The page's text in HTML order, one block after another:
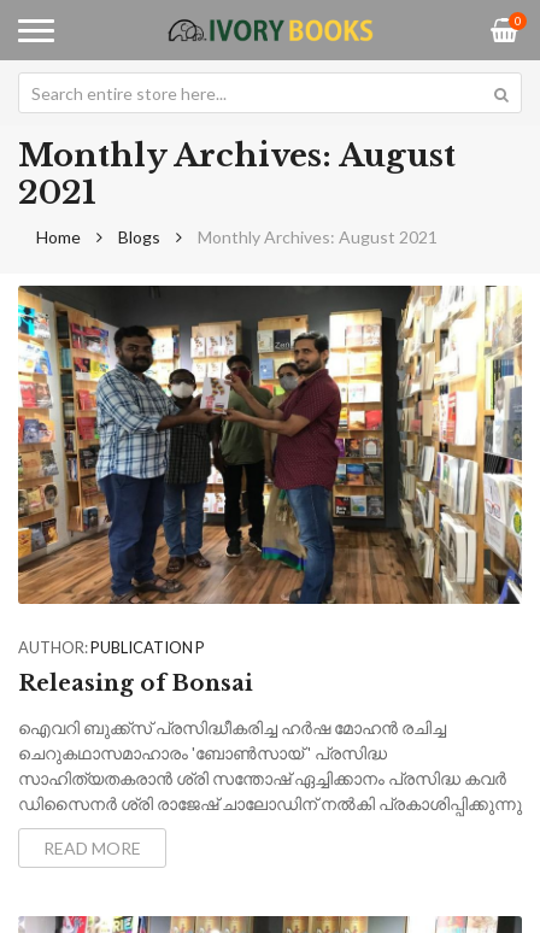
0
Monthly Archives: August
2021
Home Blogs Monthly Archives: August 2021
AUTHOR:PUBLICATION P
Releasing of Bonsai
ഐവറി ബുക്ക്സ് പ്രസിദ്ധീകരിച്ച ഹർഷ മോഹൻ രചിച്ച
ചെറുകഥാസമാഹാരം 'ബോൺസായ് ' പ്രസിദ്ധ
സാഹിത്യതകരാൻ ശ്രി സന്തോഷ് ഏച്ചിക്കാനം പ്രസിദ്ധ കവർ
ഡിസൈനർ ശ്രി രാജേഷ് ചാലോഡിന് നൽകി പ്രകാശിപ്പിക്കുന്നു
READ MORE